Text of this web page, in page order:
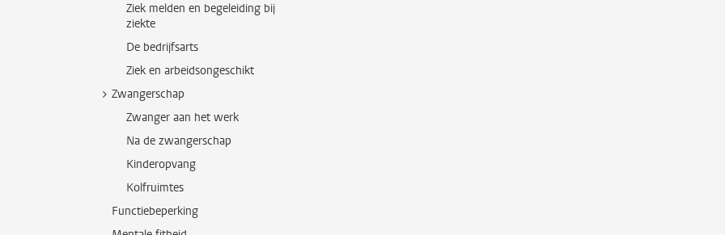
Ziek melden en begeleiding bij
ziekte
De bedrijfsarts
Ziek en arbeidsongeschikt
Zwangerschap
Zwanger aan het werk
Na de zwangerschap
Kinderopvang
Kolfruimtes
Functiebeperking